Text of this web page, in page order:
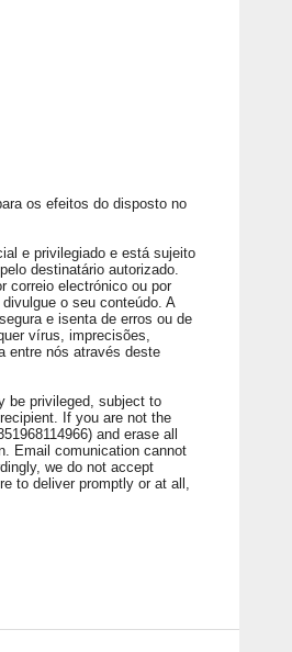
os efeitos do disposto no
e privilegiado e está sujeito
destinatário autorizado.
correio electrónico ou por
o seu conteúdo. A
e isenta de erros ou de
vírus, imprecisões,
entre nós através deste
be privileged, subject to
If you are not the
and erase all
Email comunication cannot
we do not accept
to deliver promptly or at all,